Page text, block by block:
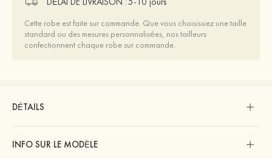
Cette robe est faite sur commande. Que vous choisissiez une taille
standard ou des mesures personnalisées, nos tailleurs
confectionnent chaque robe sur commande.
DÉTAILS
INFO SUR LE MODÈLE